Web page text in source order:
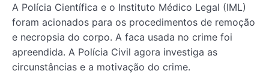
A Polícia Científica e o Instituto Médico Legal (IML)
foram acionados para os procedimentos de remoção
e necropsia do corpo. A faca usada no crime foi
apreendida. A Polícia Civil agora investiga as
circunstâncias e a motivação do crime.